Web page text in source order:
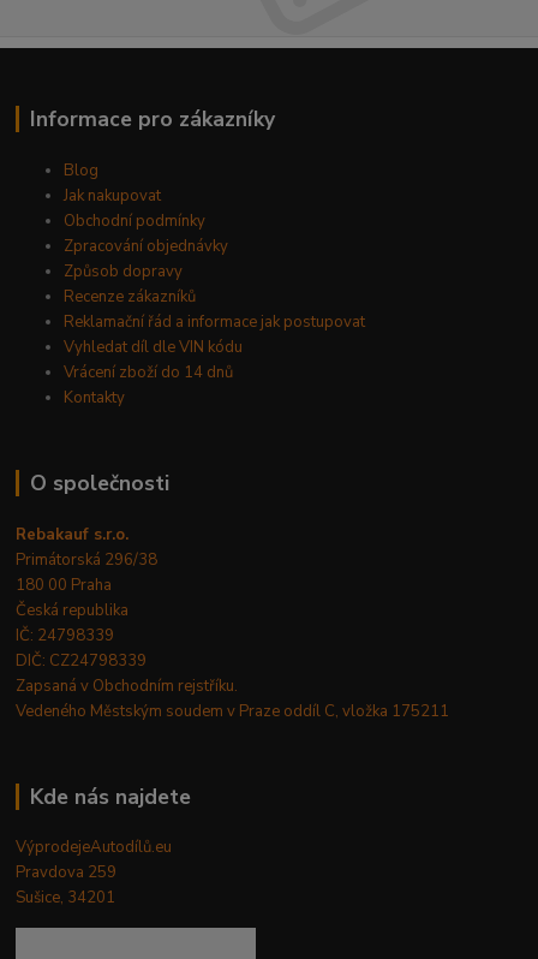
Informace pro zákazníky
Blog
Jak nakupovat
Obchodní podmínky
Zpracování objednávky
Způsob dopravy
Recenze zákazníků
Reklamační řád a informace jak postupovat
Vyhledat díl dle VIN kódu
Vrácení zboží do 14 dnů
Kontakty
O společnosti
Rebakauf s.r.o.
Primátorská 296/38
180 00 Praha
Česká republika
IČ: 24798339
DIČ: CZ24798339
Zapsaná v Obchodním rejstříku.
Vedeného Městským soudem v Praze oddíl C, vložka 175211
Kde nás najdete
VýprodejeAutodílů.eu
Pravdova 259
Sušice, 34201